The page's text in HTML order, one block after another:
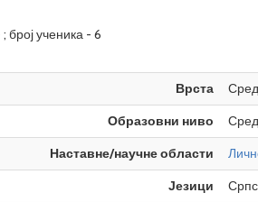
ученика - 6
Врста
Образовни ниво
Наставне/научне области
Језици